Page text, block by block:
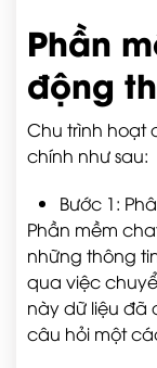
Phần
động
Chu trình hoạt
chính như sau:
Bước 1:
Phần mềm
những thông
qua việc
này dữ liệu đã
câu hỏi một